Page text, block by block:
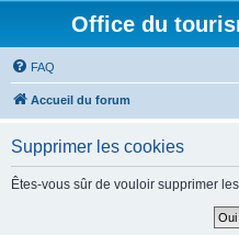
Office du
FAQ
Accueil du forum
Supprimer les cookies
Êtes-vous sûr de vouloir supprimer